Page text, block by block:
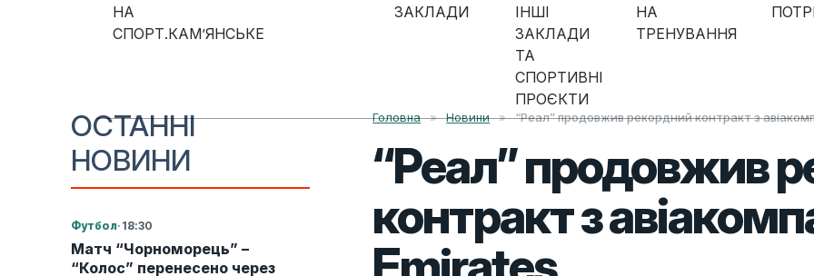
Skip to content
НА
СПОРТ.КАМ’ЯНСЬКЕ
ЗАКЛАДИ
ІНШІ
ЗАКЛАДИ
ТА
СПОРТИВНІ
ПРОЄКТИ
НА
ТРЕНУВАННЯ
ОСТАННІ
НОВИНИ
Футбол· 18:30
Матч “Чорноморець” –
“Колос” перенесено через
Головна » Новини » “Реал” продовжив рекордний контракт з
“Реал” продовжив
контракт з